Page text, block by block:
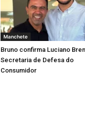
Manchete
Bruno confirma Luciano
Secretaria de Defesa do
Consumidor